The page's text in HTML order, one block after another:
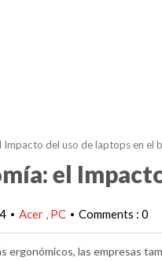
Impacto del uso de laptops en el
el
• Acer PC • Comments : 0
ergonómicos, las empresas